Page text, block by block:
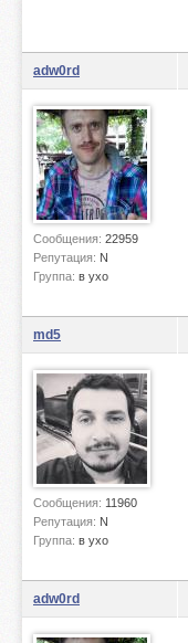
adw0rd
Сообщения: 22959
Репутация: N
Группа: в ухо
md5
Сообщения: 11960
Репутация: N
Группа: в ухо
adw0rd